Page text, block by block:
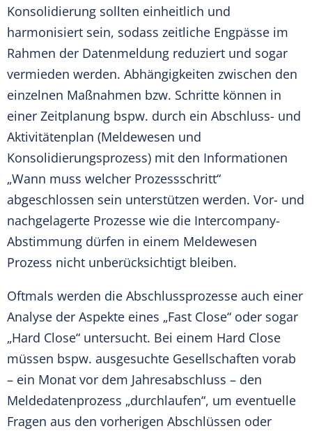
Konsolidierung sollten einheitlich und
harmonisiert sein, sodass zeitliche Engpässe im
Rahmen der Datenmeldung reduziert und sogar
vermieden werden. Abhängigkeiten zwischen den
einzelnen Maßnahmen bzw. Schritte können in
einer Zeitplanung bspw. durch ein Abschluss- und
Aktivitätenplan (Meldewesen und
Konsolidierungsprozess) mit den Informationen
„Wann muss welcher Prozessschritt“
abgeschlossen sein unterstützen werden. Vor- und
nachgelagerte Prozesse wie die Intercompany-
Abstimmung dürfen in einem Meldewesen
Prozess nicht unberücksichtigt bleiben.
Oftmals werden die Abschlussprozesse auch einer
Analyse der Aspekte eines „Fast Close“ oder sogar
„Hard Close“ untersucht. Bei einem Hard Close
müssen bspw. ausgesuchte Gesellschaften vorab
– ein Monat vor dem Jahresabschluss – den
Meldedatenprozess „durchlaufen“, um eventuelle
Fragen aus den vorherigen Abschlüssen oder